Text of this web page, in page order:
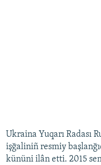
Ukraina Yuqarı Radası
işğaliniñ resmiy
kününi ilân etti. 2015